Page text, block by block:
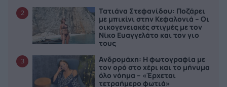
2
Τατιάνα Στεφανίδου: Ποζάρει
με μπικίνι στην Κεφαλονιά – Οι
οικογενειακές στιγμές με τον
Νίκο Ευαγγελάτο και τον γιο
τους
3
Ανδρομάχη: Η φωτογραφία με
τον ορό στο χέρι και το μήνυμα
όλο νόημα – «Έρχεται
τετραήμερο φωτιά»